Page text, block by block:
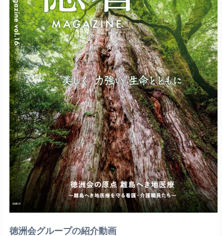
徳洲会グループの紹介動画